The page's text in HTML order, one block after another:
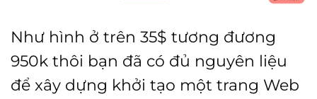
Như hình ở trên 35$ tương đương
950k thôi bạn đã có đủ nguyên liệu
để xây dựng khởi tạo một trang Web